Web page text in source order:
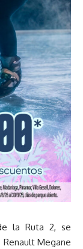
la Ruta 2, se
Megane